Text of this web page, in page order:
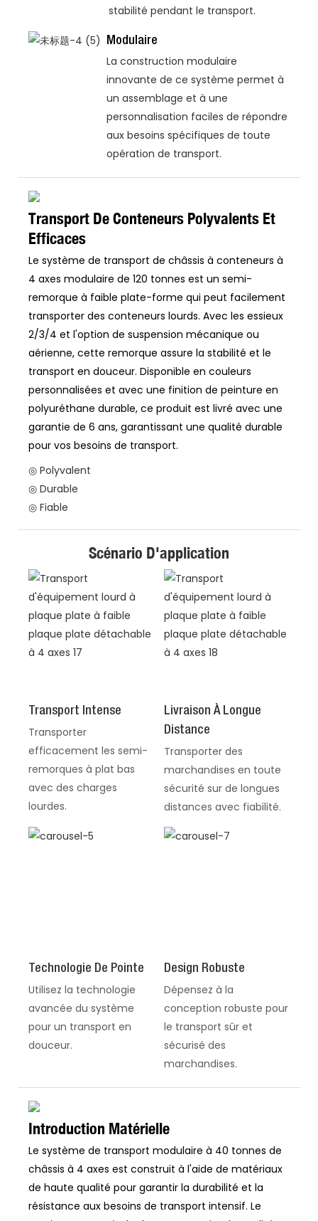
stabilité pendant le transport.
Modulaire
La construction modulaire
innovante de ce système permet à
un assemblage et à une
personnalisation faciles de répondre
aux besoins spécifiques de toute
opération de transport.
Transport De Conteneurs Polyvalents Et
Efficaces
Le système de transport de châssis à conteneurs à
4 axes modulaire de 120 tonnes est un semi-
remorque à faible plate-forme qui peut facilement
transporter des conteneurs lourds. Avec les essieux
2/3/4 et l'option de suspension mécanique ou
aérienne, cette remorque assure la stabilité et le
transport en douceur. Disponible en couleurs
personnalisées et avec une finition de peinture en
polyuréthane durable, ce produit est livré avec une
garantie de 6 ans, garantissant une qualité durable
pour vos besoins de transport.
◎ Polyvalent
◎ Durable
◎ Fiable
Scénario D'application
Transport Intense
Transporter
efficacement les semi-
remorques à plat bas
avec des charges
lourdes.
Livraison À Longue
Distance
Transporter des
marchandises en toute
sécurité sur de longues
distances avec fiabilité.
Technologie De Pointe
Utilisez la technologie
avancée du système
pour un transport en
douceur.
Design Robuste
Dépensez à la
conception robuste pour
le transport sûr et
sécurisé des
marchandises.
Introduction Matérielle
Le système de transport modulaire à 40 tonnes de
châssis à 4 axes est construit à l'aide de matériaux
de haute qualité pour garantir la durabilité et la
résistance aux besoins de transport intensif. Le